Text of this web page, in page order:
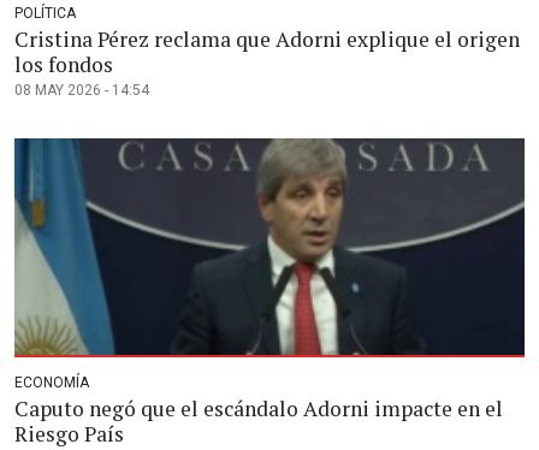
POLÍTICA
Cristina Pérez reclama que Adorni explique el origen
los fondos
08 MAY 2026 - 14:54
ECONOMÍA
Caputo negó que el escándalo Adorni impacte en el
Riesgo País